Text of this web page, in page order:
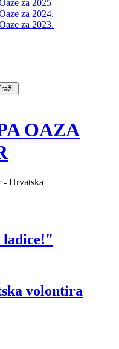
za 2025
za 2024.
za 2023.
OAZA
- Hrvatska
ladice!"
volontira